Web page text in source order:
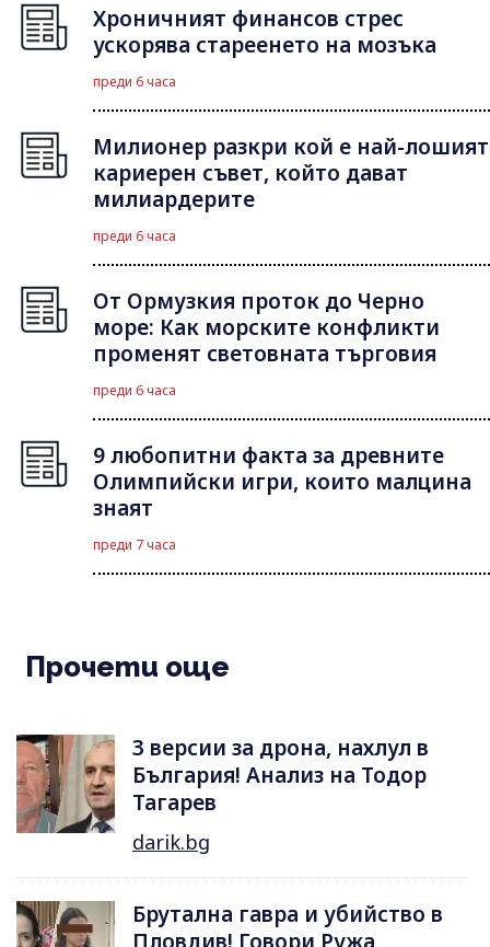
Хроничният финансов стрес
ускорява стареенето на мозъка
преди 6 часа
Милионер разкри кой е най-лошият
кариерен съвет, който дават
милиардерите
преди 6 часа
От Ормузкия проток до Черно
море: Как морските конфликти
променят световната търговия
преди 6 часа
9 любопитни факта за древните
Олимпийски игри, които малцина
знаят
преди 7 часа
Прочети още
3 версии за дрона, нахлул в
България! Анализ на Тодор
Тагарев
darik.bg
Брутална гавра и убийство в
Пловдив! Говори Ружа